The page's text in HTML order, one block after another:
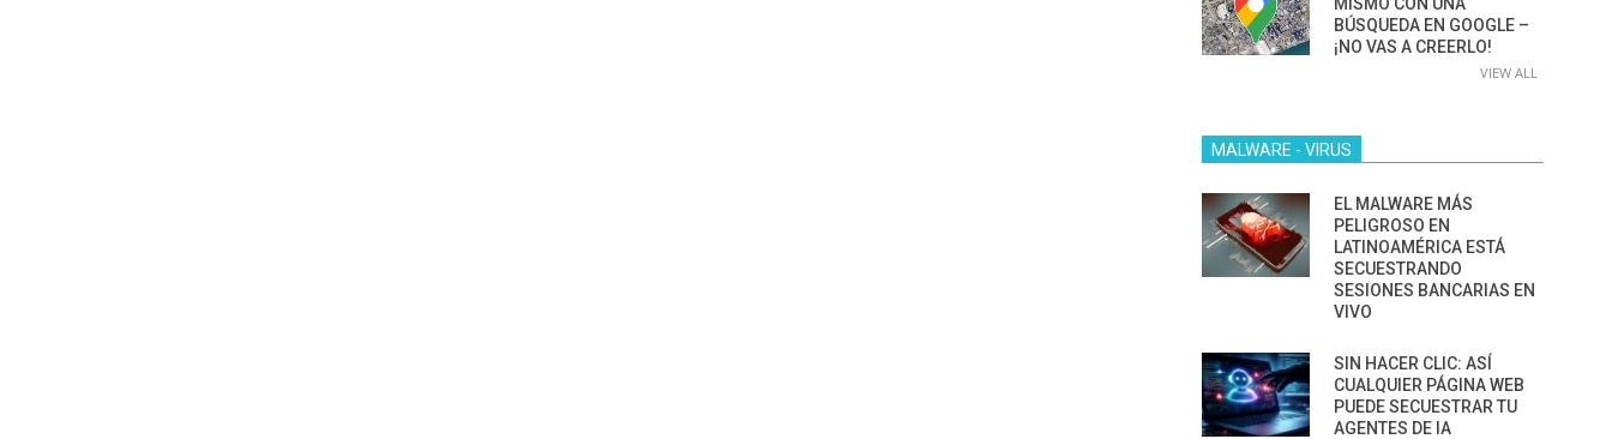
BÚSQUEDA EN GOOGLE –
¡NO VAS A CREERLO!
VIEW ALL
MALWARE - VIRUS
EL MALWARE MÁS
PELIGROSO EN
LATINOAMÉRICA ESTÁ
SECUESTRANDO
SESIONES BANCARIAS EN
VIVO
SIN HACER CLIC: ASÍ
CUALQUIER PÁGINA WEB
PUEDE SECUESTRAR TU
AGENTES DE IA